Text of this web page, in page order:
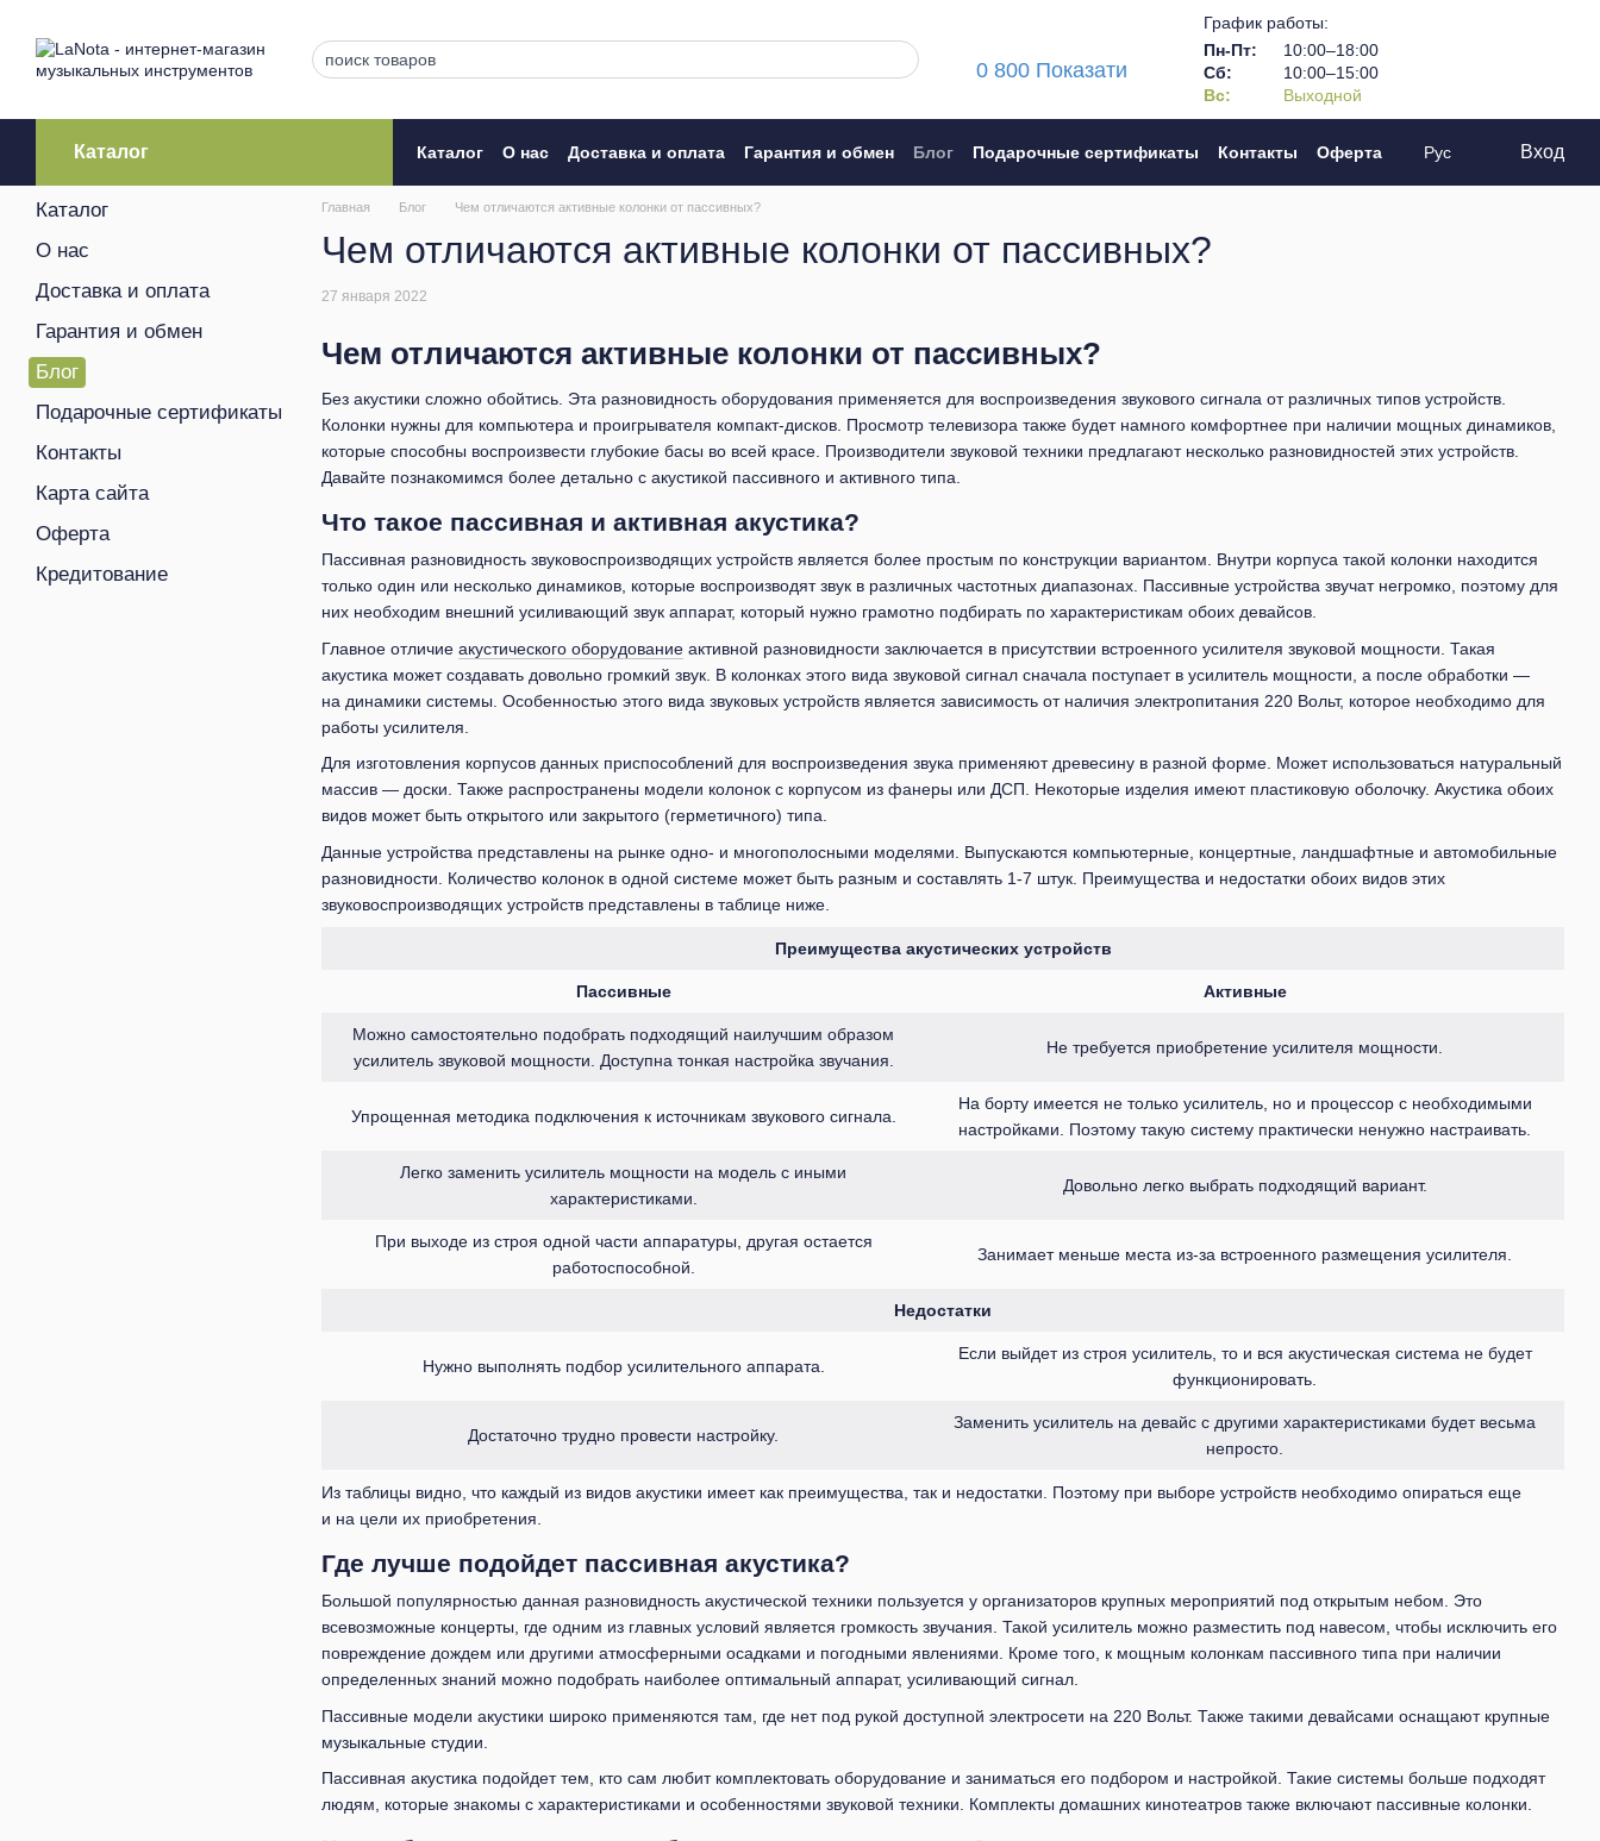
0 800 Показати
График работы:
Пн-Пт:
10:00–18:00
Сб:
10:00–15:00
Вс:
Выходной
Каталог Каталог О нас Доставка и оплата Гарантия и обмен Блог Подарочные сертификаты Контакты
Оферта
Рус Вход
Главная Блог Чем отличаются активные колонки от пассивных?
Чем отличаются активные колонки от пассивных?
27 января 2022
Чем отличаются активные колонки от пассивных?
Без акустики сложно обойтись. Эта разновидность оборудования применяется для воспроизведения звукового сигнала от различных типов устройств.
Колонки нужны для компьютера и проигрывателя компакт-дисков. Просмотр телевизора также будет намного комфортнее при наличии мощных динамиков,
которые способны воспроизвести глубокие басы во всей красе. Производители звуковой техники предлагают несколько разновидностей этих устройств.
Давайте познакомимся более детально с акустикой пассивного и активного типа.
Что такое пассивная и активная акустика?
Пассивная разновидность звуковоспроизводящих устройств является более простым по конструкции вариантом. Внутри корпуса такой колонки находится
только один или несколько динамиков, которые воспроизводят звук в различных частотных диапазонах. Пассивные устройства звучат негромко, поэтому для
них необходим внешний усиливающий звук аппарат, который нужно грамотно подбирать по характеристикам обоих девайсов.
Главное отличие акустического оборудование активной разновидности заключается в присутствии встроенного усилителя звуковой мощности. Такая
акустика может создавать довольно громкий звук. В колонках этого вида звуковой сигнал сначала поступает в усилитель мощности, а после обработки —
на динамики системы. Особенностью этого вида звуковых устройств является зависимость от наличия электропитания 220 Вольт, которое необходимо для
работы усилителя.
Для изготовления корпусов данных приспособлений для воспроизведения звука применяют древесину в разной форме. Может использоваться натуральный
массив — доски. Также распространены модели колонок с корпусом из фанеры или ДСП. Некоторые изделия имеют пластиковую оболочку. Акустика обоих
видов может быть открытого или закрытого (герметичного) типа.
Данные устройства представлены на рынке одно- и многополосными моделями. Выпускаются компьютерные, концертные, ландшафтные и автомобильные
разновидности. Количество колонок в одной системе может быть разным и составлять 1-7 штук. Преимущества и недостатки обоих видов этих
звуковоспроизводящих устройств представлены в таблице ниже.
Преимущества акустических устройств
Пассивные Активные
Можно самостоятельно подобрать подходящий наилучшим образом
усилитель звуковой мощности. Доступна тонкая настройка звучания.
Не требуется приобретение усилителя мощности.
Упрощенная методика подключения к источникам звукового сигнала.
На борту имеется не только усилитель, но и процессор с необходимыми
настройками. Поэтому такую систему практически ненужно настраивать.
Легко заменить усилитель мощности на модель с иными
характеристиками.
Довольно легко выбрать подходящий вариант.
При выходе из строя одной части аппаратуры, другая остается
работоспособной.
Занимает меньше места из-за встроенного размещения усилителя.
Недостатки
Нужно выполнять подбор усилительного аппарата.
Если выйдет из строя усилитель, то и вся акустическая система не будет
функционировать.
Достаточно трудно провести настройку.
Заменить усилитель на девайс с другими характеристиками будет весьма
непросто.
Из таблицы видно, что каждый из видов акустики имеет как преимущества, так и недостатки. Поэтому при выборе устройств необходимо опираться еще
и на цели их приобретения.
Где лучше подойдет пассивная акустика?
Большой популярностью данная разновидность акустической техники пользуется у организаторов крупных мероприятий под открытым небом. Это
всевозможные концерты, где одним из главных условий является громкость звучания. Такой усилитель можно разместить под навесом, чтобы исключить его
повреждение дождем или другими атмосферными осадками и погодными явлениями. Кроме того, к мощным колонкам пассивного типа при наличии
определенных знаний можно подобрать наиболее оптимальный аппарат, усиливающий сигнал.
Пассивные модели акустики широко применяются там, где нет под рукой доступной электросети на 220 Вольт. Также такими девайсами оснащают крупные
музыкальные студии.
Пассивная акустика подойдет тем, кто сам любит комплектовать оборудование и заниматься его подбором и настройкой. Такие системы больше подходят
людям, которые знакомы с характеристиками и особенностями звуковой техники. Комплекты домашних кинотеатров также включают пассивные колонки.
Каталог
О нас
Доставка и оплата
Гарантия и обмен
Блог
Подарочные сертификаты
Контакты
Карта сайта
Оферта
Кредитование